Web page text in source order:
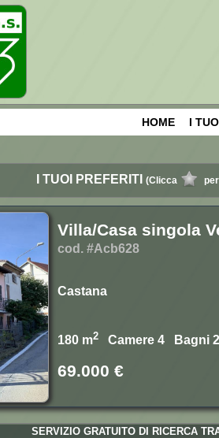
HOME I
I TUOI PREFERITI (Clicca
Villa/Casa singola
cod. #Acb628
Castana
180 m2 Camere 4 Bagni 2
69.000 €
SERVIZIO GRATUITO DI RICERCA